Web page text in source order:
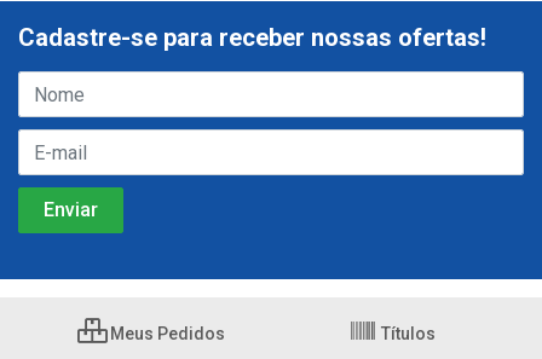
Cadastre-se para receber nossas ofertas!
Meus Pedidos Títulos